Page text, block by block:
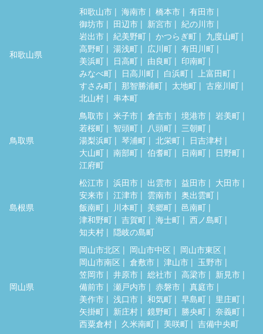
和歌山県
和歌山市 海南市 橋本市
有田市
御坊市
田辺市 新宮市
紀の川市
岩出市
紀美野町 かつらぎ町
九度山町
高野町
湯浅町 広川町
有田川町
美浜町
日高町 由良町
印南町
みなべ町
日高川町 白浜町
上富田町
すさみ町
那智勝浦町 太地町
古座川町
北山村
串本町
鳥取県
鳥取市 米子市 倉吉市 境港市
岩美町
若桜町
智頭町 八頭町
三朝町
湯梨浜町
琴浦町 北栄町
日吉津村
大山町
南部町 伯耆町 日南町
日野町
江府町
島根県
松江市 浜田市 出雲市 益田市
大田市
安来市
江津市 雲南市
奥出雲町
飯南町
川本町 美郷町
邑南町
津和野町
吉賀町 海士町
西ノ島町
知夫村
隠岐の島町
岡山県
岡山市北区 岡山市中区
岡山市東区
岡山市南区
倉敷市 津山市
玉野市
笠岡市
井原市 総社市 高梁市
新見市
備前市
瀬戸内市 赤磐市
真庭市
美作市
浅口市 和気町 早島町
里庄町
矢掛町
新庄村 鏡野町 勝央町
奈義町
西粟倉村
久米南町 美咲町 吉備中央町